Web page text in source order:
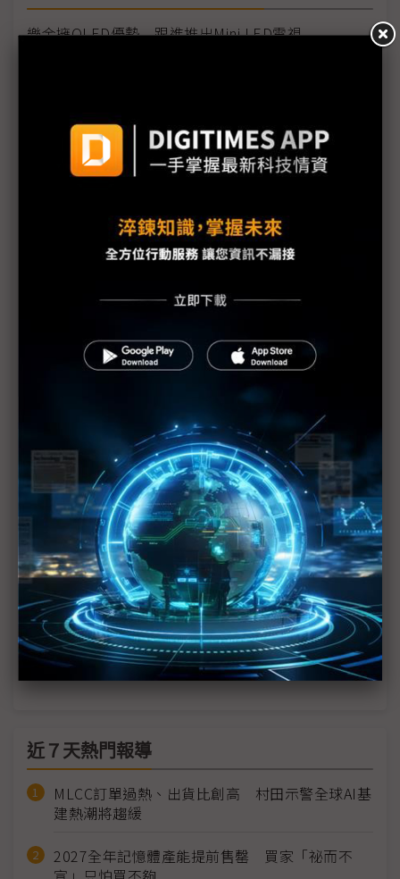
樂金擁OLED優勢 跟進推出Mini LED電視
三星、樂金兩大韓廠搶進 Mini LED電視時代揭序幕
供應鏈前仆後繼搶進 Mini/Micro LED成Touch
Taiwan焦點
華燦Mini LED切入群創、樂金供應鏈 三安如坐針氈
嗅高階電視商機 三星2021年亮相Mini LED
Micro LED量產跨步走 各技術爭鋒聚焦成本降低
QD-OLED、Mini LED難抉擇 三星高階電視策略搖擺
三星樂金2021決戰新一代中大尺寸顯示器市場
TCL布局Mini LED TV換機潮 億光POB Mini LED出
貨稱冠
錼創執行長李允立：Micro LED價格比肩OLED有望
放下貴氣身段指日可待
三星2021或推Mini LED電視 以高階款穩固全球王座
傳2021年推出Mini LED電視 三星3大高階產品線成
形
Mini LED時代將至？2021各廠搶推電視
近７天熱門報導
MLCC訂單過熱、出貨比創高 村田示警全球AI基
建熱潮將趨緩
2027全年記憶體產能提前售罄 買家「祕而不